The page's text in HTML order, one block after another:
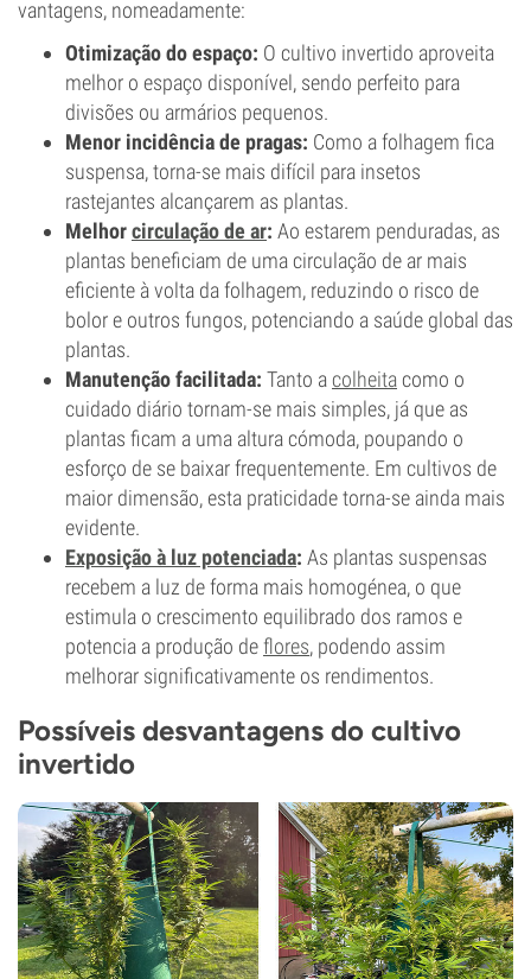
vantagens, nomeadamente:
Otimização do espaço: O cultivo invertido aproveita
melhor o espaço disponível, sendo perfeito para
divisões ou armários pequenos.
Menor incidência de pragas: Como a folhagem fica
suspensa, torna-se mais difícil para insetos
rastejantes alcançarem as plantas.
Melhorcirculação de ar: Ao estarem penduradas, as
plantas beneficiam de uma circulação de ar mais
eficiente à volta da folhagem, reduzindo o risco de
bolor e outros fungos, potenciando a saúde global das
plantas.
Manutenção facilitada: Tanto acolheitacomo o
cuidado diário tornam-se mais simples, já que as
plantas ficam a uma altura cómoda, poupando o
esforço de se baixar frequentemente. Em cultivos de
maior dimensão, esta praticidade torna-se ainda mais
evidente.
Exposição à luz potenciada: As plantas suspensas
recebem a luz de forma mais homogénea, o que
estimula o crescimento equilibrado dos ramos e
potencia a produção deflores, podendo assim
melhorar significativamente os rendimentos.
Possíveis desvantagens do cultivo
invertido